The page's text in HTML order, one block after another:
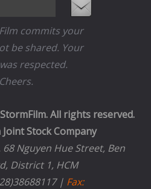
commits your
be shared. Your
respected.
Cheers.
All rights reserved.
Stock Company
Nguyen Hue Street, Ben
District 1, HCM
| Fax: